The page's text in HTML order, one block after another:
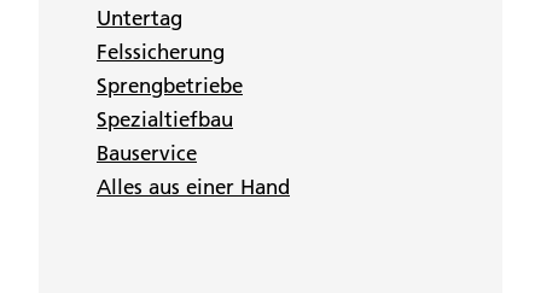
Untertag
Felssicherung
Sprengbetriebe
Spezialtiefbau
Bauservice
Alles aus einer Hand